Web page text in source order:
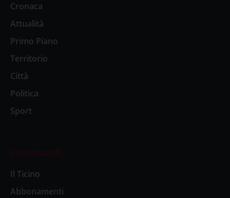
Cronaca
Attualità
Primo Piano
Territorio
Città
Politica
Sport
Il settimanale
Il Ticino
Abbonamenti